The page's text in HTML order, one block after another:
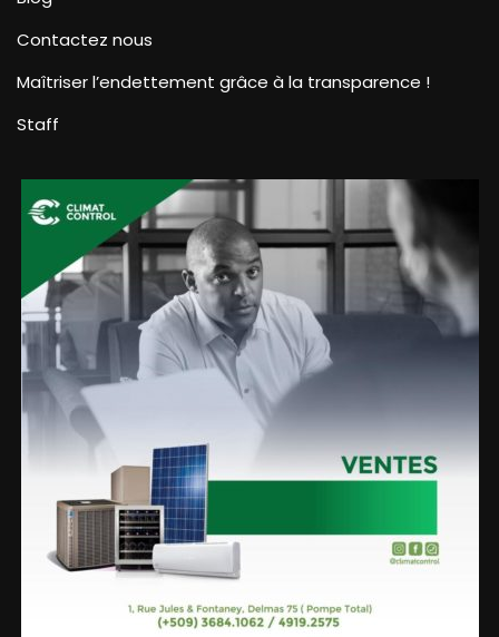
Contactez nous
Maîtriser l’endettement grâce à la transparence !
Staff